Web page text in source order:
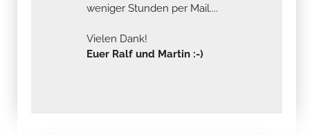
weniger Stunden per Mail....
Vielen Dank!
Euer Ralf und Martin :-)